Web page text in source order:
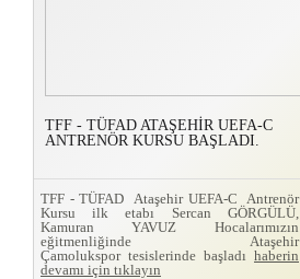
TFF - TÜFAD ATAŞEHİR UEFA-C
ANTRENÖR KURSU BAŞLADI.
TFF - TÜFAD Ataşehir UEFA-C Antrenör
Kursu ilk etabı Sercan GÖRGÜLÜ,
Kamuran YAVUZ Hocalarımızın
eğitmenliğinde Ataşehir
Çamolukspor tesislerinde başladı haberin
devamı için tıklayın